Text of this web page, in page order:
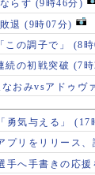
らず (9時46分)
退 (9時07分)
この調子で」 (8
続の初戦突破 (7
なおみvsアドゥヴ
勇気与える」 (17
プリをリリース
手へ手書きの応